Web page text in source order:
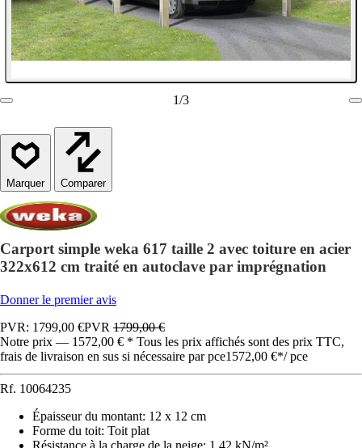
1/3
Comparer
Carport simple weka 617 taille 2 avec toiture en acier
322x612 cm traité en autoclave par imprégnation
Donner le premier avis
PVR: 1799,00 €PVR 1799,00 €
Notre prix — 1572,00 € * Tous les prix affichés sont des prix TTC,
frais de livraison en sus si nécessaire par pce1572,00 €*/ pce
Rf. 10064235
Épaisseur du montant: 12 x 12 cm
Forme du toit: Toit plat
Résistance à la charge de la neige: 1,42 kN/m²